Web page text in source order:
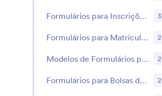
Formulários para Inscrições em Acampamentos de Verão 3
Formulários para Matrícula de Alunos 2
Modelos de Formulários para Matrícula em Cursos 2
Formulários para Bolsas de Estudo 2